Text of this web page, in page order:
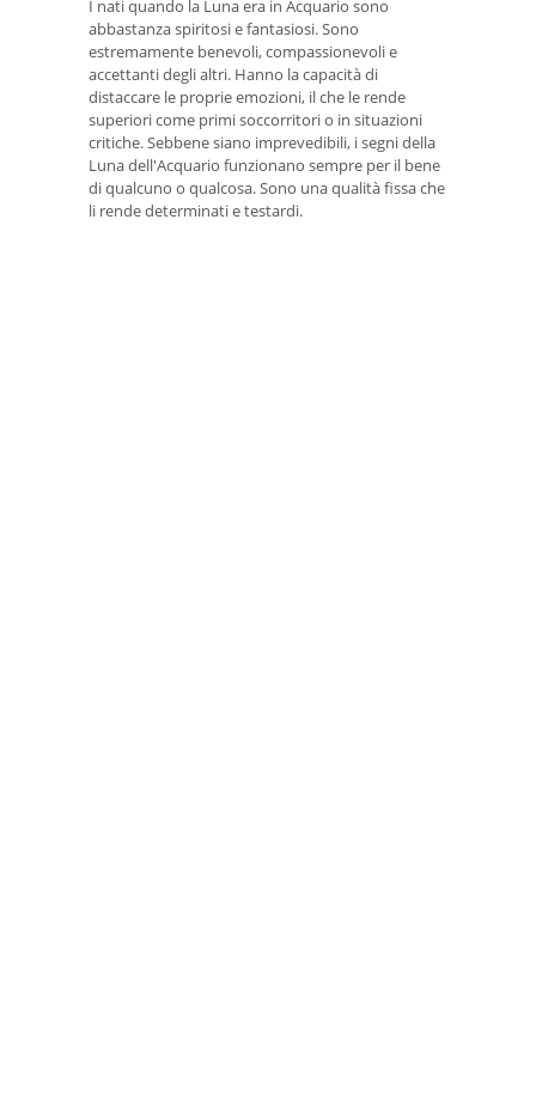
I nati quando la Luna era in Acquario sono
abbastanza spiritosi e fantasiosi. Sono
estremamente benevoli, compassionevoli e
accettanti degli altri. Hanno la capacità di
distaccare le proprie emozioni, il che le rende
superiori come primi soccorritori o in situazioni
critiche. Sebbene siano imprevedibili, i segni della
Luna dell'Acquario funzionano sempre per il bene
di qualcuno o qualcosa. Sono una qualità fissa che
li rende determinati e testardi.